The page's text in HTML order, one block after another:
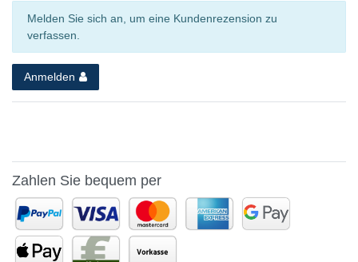
Melden Sie sich an, um eine Kundenrezension zu
verfassen.
Anmelden
Zahlen Sie bequem per